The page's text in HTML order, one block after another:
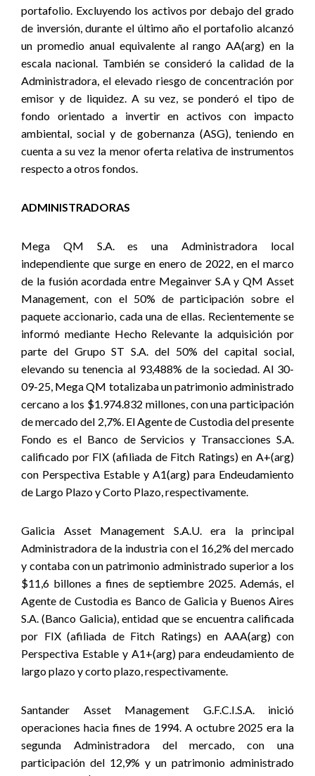
portafolio. Excluyendo los activos por debajo del grado
de inversión, durante el último año el portafolio alcanzó
un promedio anual equivalente al rango AA(arg) en la
escala nacional. También se consideróla calidad de la
Administradora, el elevado riesgo de concentración por
emisor y de liquidez. A su vez, se ponderó el tipo de
fondo orientado a invertir en activos con impacto
ambiental, social y de gobernanza (ASG), teniendo en
cuenta a su vez la menor oferta relativa de instrumentos
respecto a otros fondos.
ADMINISTRADORAS
Mega QM S.A. es una Administradora local
independiente que surge en enero de 2022, en el marco
de la fusión acordada entre Megainver S.A y QM Asset
Management, con el 50% de participación sobre el
paquete accionario, cada una de ellas. Recientemente se
informó mediante Hecho Relevante la adquisición por
parte del Grupo ST S.A. del 50% del capital social,
elevando su tenencia al 93,488% de la sociedad. Al 30-
09-25, Mega QM totalizaba un patrimonio administrado
cercano a los $1.974.832 millones, con una participación
de mercado del 2,7%. El Agente de Custodia del presente
Fondo es el Banco de Servicios y Transacciones S.A.
calificado por FIX (afiliada de Fitch Ratings) en A+(arg)
con Perspectiva Estable y A1(arg) para Endeudamiento
de Largo Plazo y Corto Plazo, respectivamente.
Galicia Asset Management S.A.U. era la principal
Administradora de la industria con el 16,2% del mercado
y contaba con un patrimonio administrado superior a los
$11,6 billones a fines de septiembre 2025. Además, el
Agente de Custodia es Banco de Galicia y Buenos Aires
S.A. (Banco Galicia), entidad que se encuentra calificada
por FIX (afiliada de Fitch Ratings) en AAA(arg) con
Perspectiva Estable y A1+(arg) para endeudamiento de
largo plazo y corto plazo, respectivamente.
Santander Asset Management G.F.C.I.S.A. inició
operaciones hacia fines de 1994. A octubre 2025 era la
segunda Administradora del mercado, con una
participación del 12,9% y un patrimonio administrado